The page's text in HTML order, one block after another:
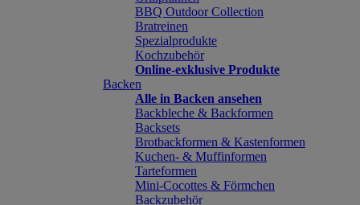
BBQ Outdoor Collection
Bratreinen
Spezialprodukte
Kochzubehör
Online-exklusive Produkte
Backen
Alle in Backen ansehen
Backbleche & Backformen
Backsets
Brotbackformen & Kastenformen
Kuchen- & Muffinformen
Tarteformen
Mini-Cocottes & Förmchen
Backzubehör